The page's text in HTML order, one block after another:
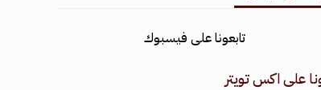
على اكس تويتر